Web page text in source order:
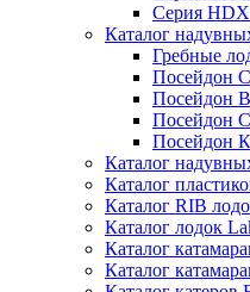
Серия
Каталог
Гребные
Посейдон
Посейдон
Посейдон
Посейдон
Каталог
Каталог
Каталог RIB
Каталог лодок
Каталог
Каталог